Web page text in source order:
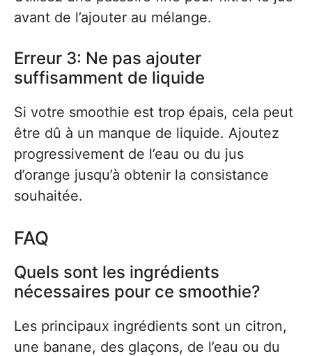
avant de l’ajouter au mélange.
Erreur 3: Ne pas ajouter
suffisamment de liquide
Si votre smoothie est trop épais, cela peut
être dû à un manque de liquide. Ajoutez
progressivement de l’eau ou du jus
d’orange jusqu’à obtenir la consistance
souhaitée.
FAQ
Quels sont les ingrédients
nécessaires pour ce smoothie?
Les principaux ingrédients sont un citron,
une banane, des glaçons, de l’eau ou du